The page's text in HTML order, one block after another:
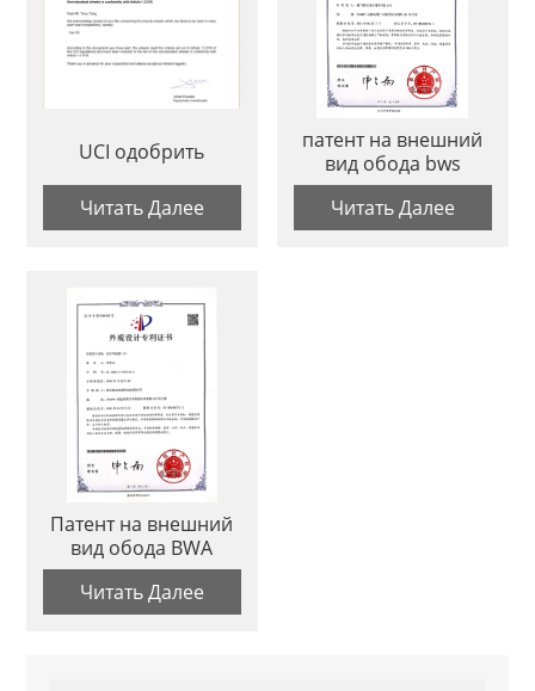
UCI одобрить
Читать Далее
патент на внешний
вид обода bws
Читать Далее
Патент на внешний
вид обода BWA
Читать Далее